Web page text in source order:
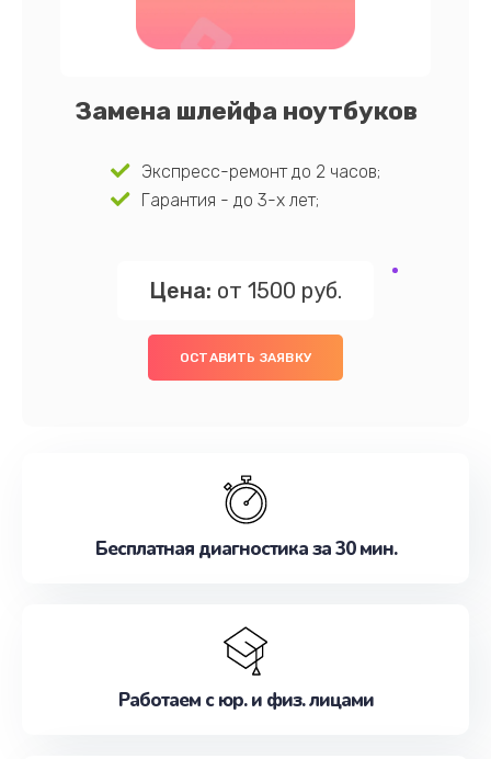
Замена шлейфа ноутбуков
Экспресс-ремонт до 2 часов;
Гарантия - до 3-х лет;
Цена: от 1500 руб.
ОСТАВИТЬ ЗАЯВКУ
Бесплатная диагностика за 30 мин.
Работаем с юр. и физ. лицами